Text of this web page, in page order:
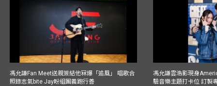
馮允謙Fan Meet送親簽結他冧爆「追風」 唱歌合
照錄志氣bite Jay盼組團義跑行善
馮允謙雲浩影現身
驗音樂主題打卡位 訂製